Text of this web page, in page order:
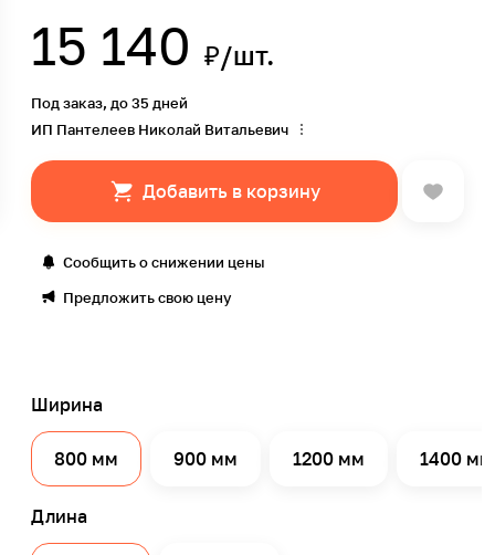
15 140 ₽/шт.
Под заказ, до 35 дней
ИП Пантелеев Николай Витальевич
Добавить в корзину
Сообщить о снижении цены
Предложить свою цену
Ширина
800 мм 900 мм 1200 мм 1400 мм
Длина